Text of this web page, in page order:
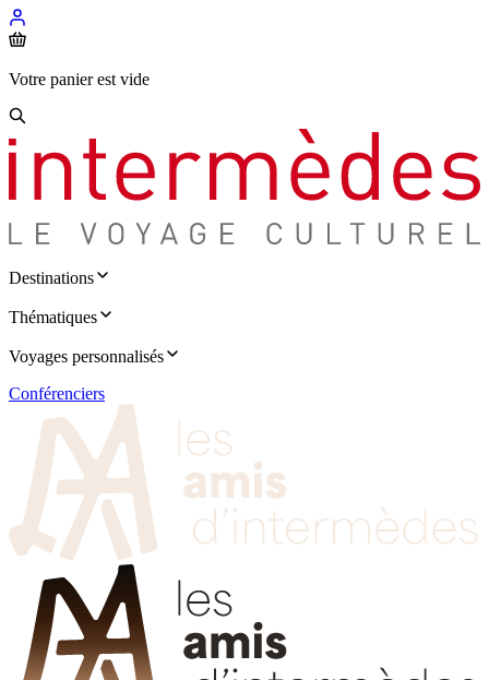
Votre panier est vide
Destinations
Thématiques
Voyages personnalisés
Conférenciers